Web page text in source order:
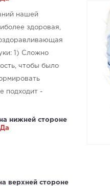
нашей
здоровая,
1) Сложно
чтобы было
подходит -
нижней стороне
Да
верхней стороне